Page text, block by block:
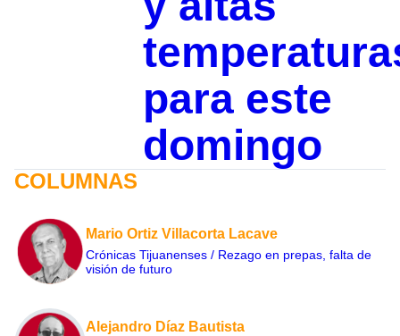
para este
domingo
COLUMNAS
Mario Ortiz Villacorta Lacave
Crónicas Tijuanenses / Rezago en prepas, falta de
visión de futuro
Alejandro Díaz Bautista